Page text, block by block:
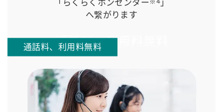
「らくらくホンセンター
」
へ繋がります
通話料、利用料無料